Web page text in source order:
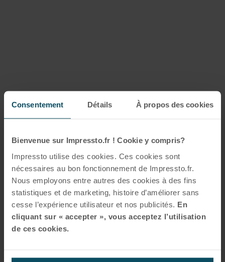
Consentement Détails À propos des cookies
Bienvenue sur Impressto.fr ! Cookie y compris?
Impressto utilise des cookies. Ces cookies sont
nécessaires au bon fonctionnement de Impressto.fr.
Nous employons entre autres des cookies à des fins
statistiques et de marketing, histoire d’améliorer sans
cesse l’expérience utilisateur et nos publicités. En
cliquant sur « accepter », vous acceptez l’utilisation
de ces cookies.